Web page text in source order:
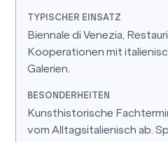
Biennale di Venezia,
Kooperationen mit
Galerien.
Kunsthistorische
vom Alltagsitalienisch ab.